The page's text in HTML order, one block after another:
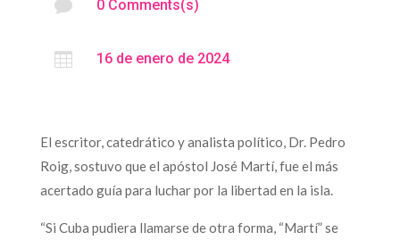
 0 Comments(s)
 16 de enero de 2024
El escritor, catedrático y analista político, Dr. Pedro
Roig, sostuvo que el apóstol José Martí, fue el más
acertado guía para luchar por la libertad en la isla.
“Si Cuba pudiera llamarse de otra forma, “Martí” se